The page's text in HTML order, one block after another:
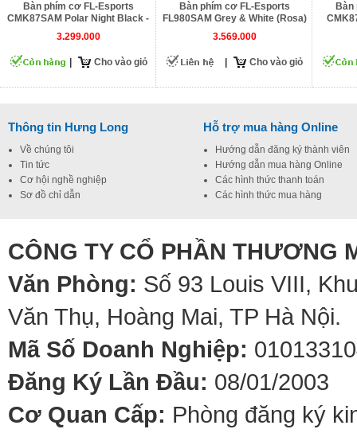
Bàn phím cơ FL-Esports
CMK87SAM Polar Night Black -
3 Mode
3.299.000
Cho vào giỏ
Bàn phím cơ FL-Esports
FL980SAM Grey & White (Rosa)
3.569.000
Cho vào giỏ
Thông tin Hưng Long
Về chúng tôi
Tin tức
Cơ hội nghề nghiệp
Sơ đồ chỉ dẫn
Hỗ trợ mua hàng Online
Hướng dẫn đăng ký thành viên
Hướng dẫn mua hàng Online
Các hình thức thanh toán
Các hình thức mua hàng
CÔNG TY CỔ PHẦN THƯƠNG
Văn Phòng: Số 93 Louis VIII,
Văn Thụ, Hoàng Mai, TP Hà Nội.
Mã Số Doanh Nghiệp:
Đăng Ký Lần Đầu: 08/01/2003
Cơ Quan Cấp: Phòng đăng ký